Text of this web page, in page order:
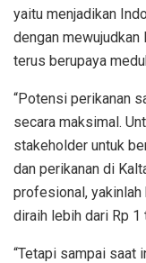
yaitu menjadikan
dengan mewujudkan
terus berupaya
“Potensi perikanan
secara maksimal.
stakeholder untuk
dan perikanan di
profesional,
diraih lebih dari Rp 1
“Tetapi sampai saat